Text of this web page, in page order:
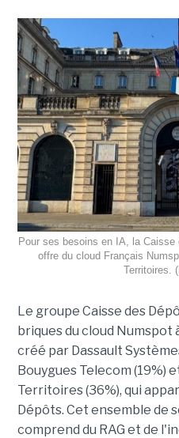
Pour ses besoins en IA, la
offre du cloud Français
Territoires.
Le groupe Caisse des
briques du cloud Numspot
créé par Dassault
Bouygues Telecom (19%)
Territoires (36%), qui
Dépôts. Cet ensemble de
comprend du RAG et de